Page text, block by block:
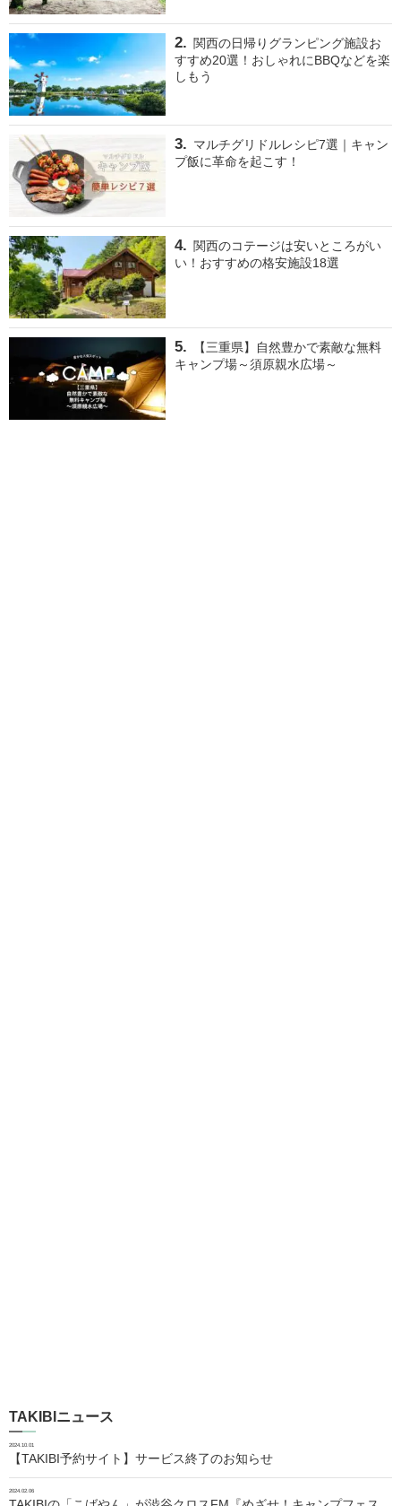
関西の日帰りグランピング施設お
すすめ20選！おしゃれにBBQなどを楽
しもう
マルチグリドルレシピ7選｜キャン
プ飯に革命を起こす！
関西のコテージは安いところがい
い！おすすめの格安施設18選
【三重県】自然豊かで素敵な無料
キャンプ場～須原親水広場～
TAKIBIニュース
2024.10.01
【TAKIBI予約サイト】サービス終了のお知らせ
2024.02.06